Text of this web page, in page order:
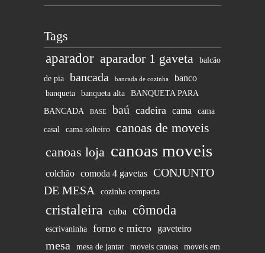
Tags
aparador aparador 1 gaveta balcão
de pia bancada bancada de cozinha banco
banqueta banqueta alta
BANQUETA PARA
BANCADA
BASE baú cadeira cama cama
casal cama solteiro
canoas de moveis
canoas loja canoas moveis
colchão comoda 4 gavetas CONJUNTO
DE MESA
cozinha compacta
cristaleira cuba cômoda
escrivaninha forno e micro gaveteiro
mesa mesa de jantar moveis canoas moveis em